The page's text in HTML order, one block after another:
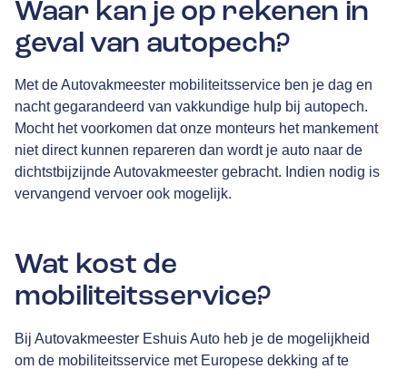
Waar kan je op rekenen in
geval van autopech?
Met de Autovakmeester mobiliteitsservice ben je dag en
nacht gegarandeerd van vakkundige hulp bij autopech.
Mocht het voorkomen dat onze monteurs het mankement
niet direct kunnen repareren dan wordt je auto naar de
dichtstbijzijnde Autovakmeester gebracht. Indien nodig is
vervangend vervoer ook mogelijk.
Wat kost de
mobiliteitsservice?
Bij Autovakmeester Eshuis Auto heb je de mogelijkheid
om de mobiliteitsservice met Europese dekking af te